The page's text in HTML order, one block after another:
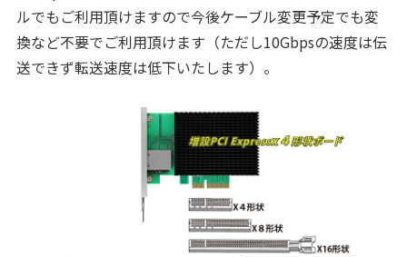
ルでもご利用頂けますので今後ケーブル変更予定でも変
換など不要でご利用頂けます（ただし10Gbpsの速度は伝
送できず転送速度は低下いたします）。